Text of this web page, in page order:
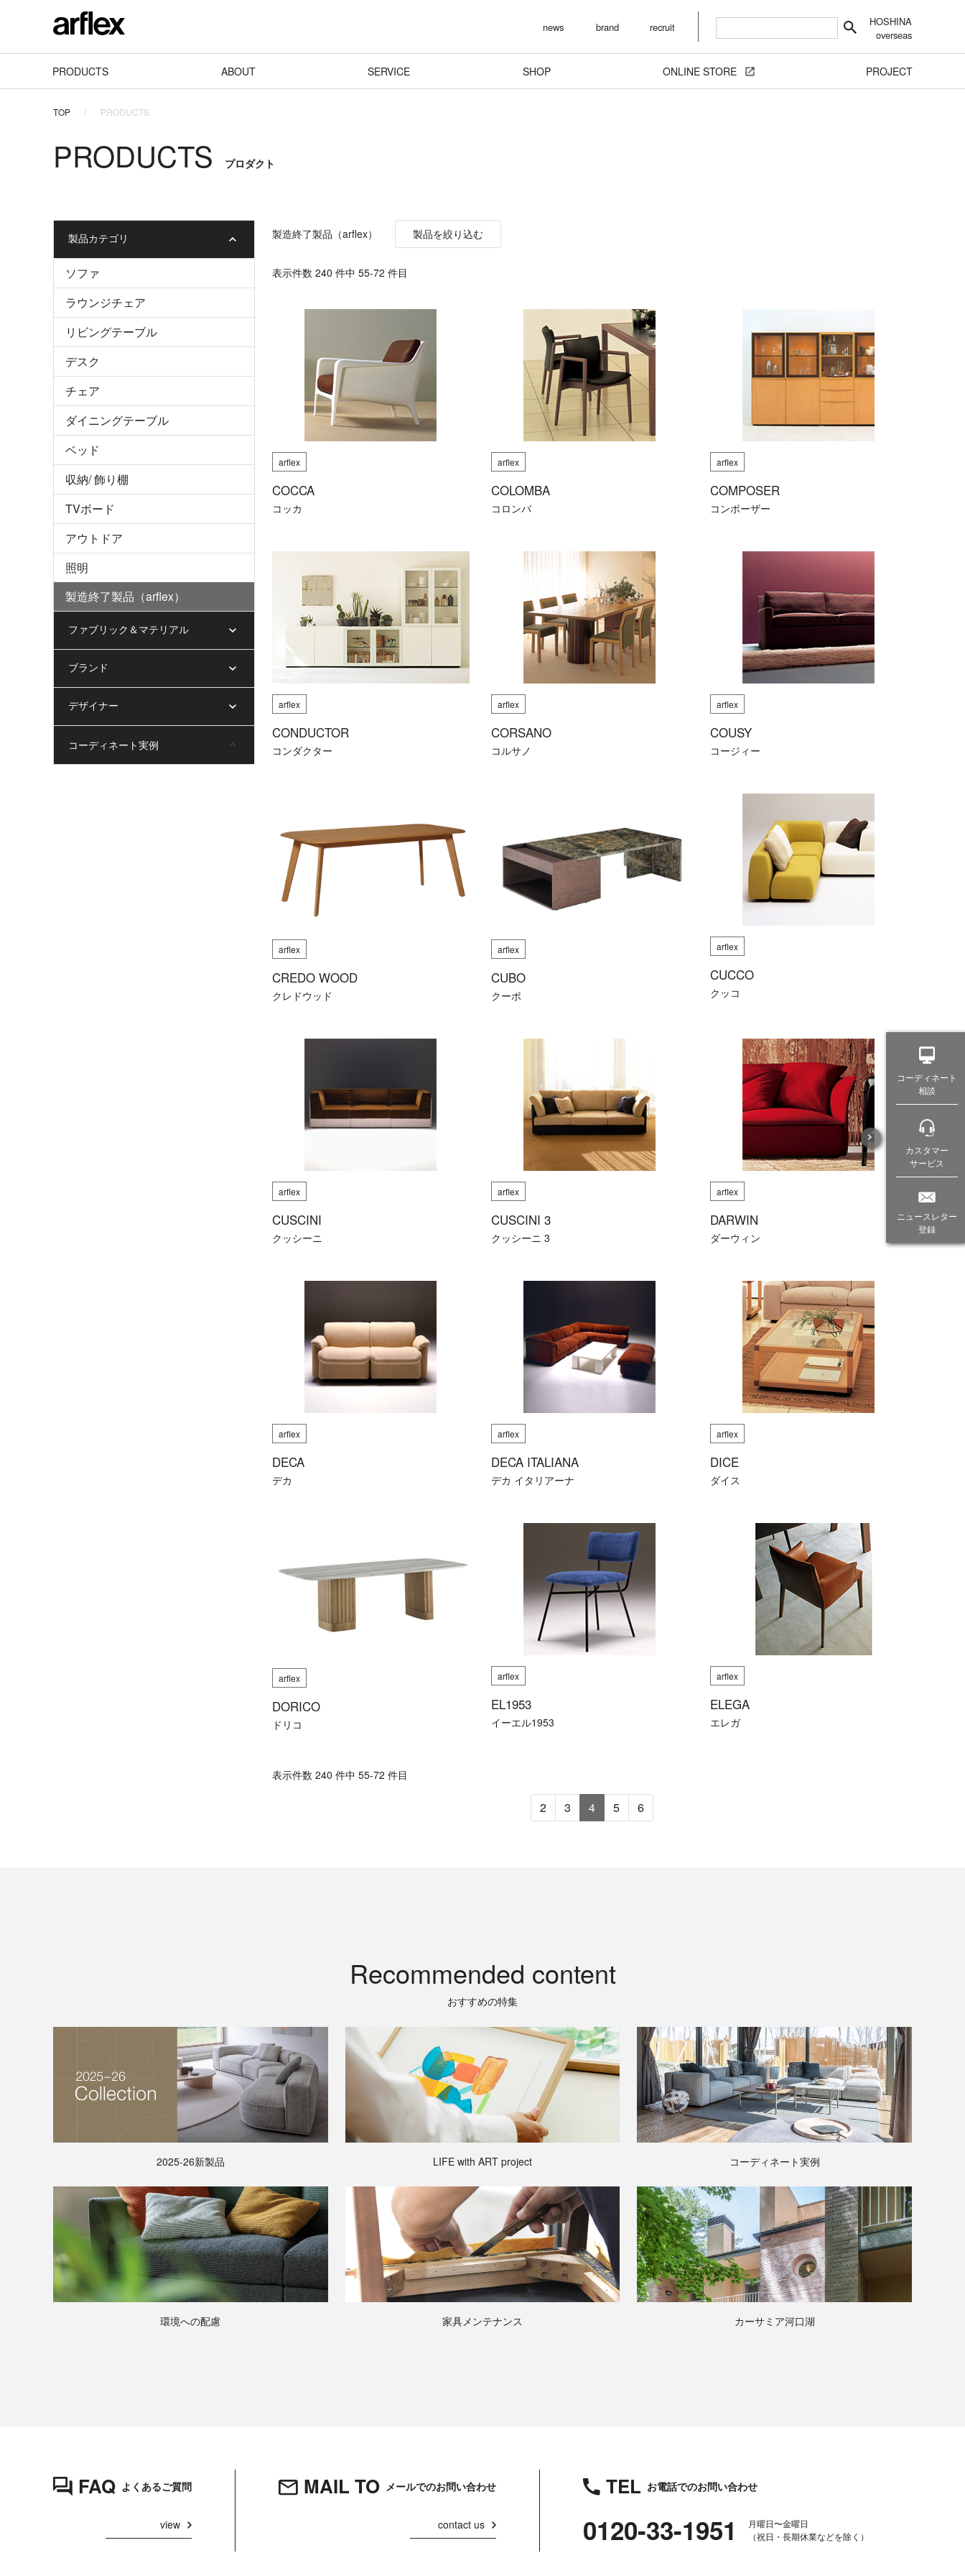
news brand recruit
HOSHINA
overseas
PRODUCTS ABOUT SERVICE SHOP ONLINE STORE PROJECT
TOP PRODUCTS
PRODUCTS プロダクト
製品カテゴリ
ソファ
ラウンジチェア
リビングテーブル
デスク
チェア
ダイニングテーブル
ベッド
収納/ 飾り棚
TVボード
アウトドア
照明
製造終了製品（arflex）
ファブリック＆マテリアル
ブランド
デザイナー
コーディネート実例
製造終了製品（arflex） 製品を絞り込む
表⽰件数 240 件中 55-72 件目
arflex
COCCA
コッカ
arflex
COLOMBA
コロンバ
arflex
COMPOSER
コンポーザー
arflex
CONDUCTOR
コンダクター
arflex
CORSANO
コルサノ
arflex
COUSY
コージィー
arflex
CREDO WOOD
クレドウッド
arflex
CUBO
クーボ
arflex
CUCCO
クッコ
arflex
CUSCINI
クッシーニ
arflex
CUSCINI 3
クッシーニ 3
arflex
DARWIN
ダーウィン
arflex
DECA
デカ
arflex
DECA ITALIANA
デカ イタリアーナ
arflex
DICE
ダイス
arflex
DORICO
ドリコ
arflex
EL1953
イーエル1953
arflex
ELEGA
エレガ
表⽰件数 240 件中 55-72 件目
2 3 4 5 6
Recommended content
おすすめの特集
2025-26新製品 LIFE with ART project コーディネート実例
環境への配慮 家具メンテナンス カーサミア河口湖
FAQ よくあるご質問
view
MAIL TO メールでのお問い合わせ
contact us
TEL お電話でのお問い合わせ
0120-33-1951
月曜日〜金曜日
（祝日・長期休業などを除く）
コーディネート
相談
カスタマー
サービス
ニュースレター
登録